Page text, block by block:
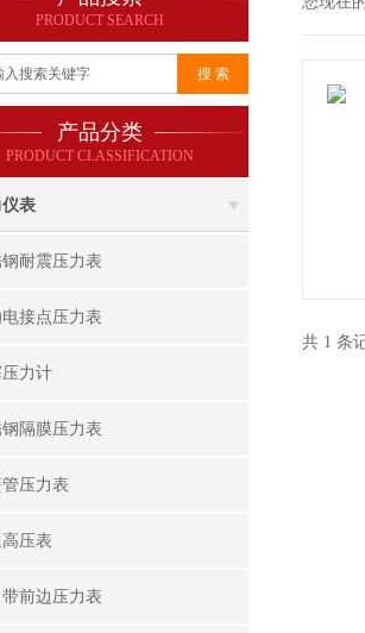
PRODUCT SEARCH
产品分类
PRODUCT CLASSIFICATION
表
耐震压力表
接点压力表
力计
隔膜压力表
压力表
压表
前边压力表
共 1 条